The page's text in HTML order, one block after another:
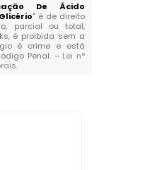
De Ácido
" é de direito
parcial ou total,
é proibida sem a
é crime e está
Penal. – Lei n°
.